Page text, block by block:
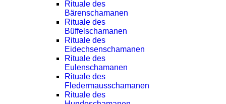
Rituale des
Bärenschamanen
Rituale des
Büffelschamanen
Rituale des
Eidechsenschamanen
Rituale des
Eulenschamanen
Rituale des
Fledermausschamanen
Rituale des